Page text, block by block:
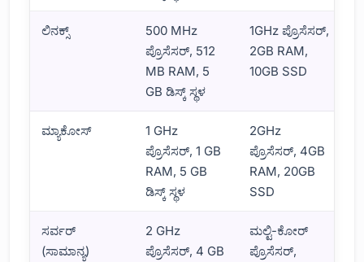
ಲಿನಕ್ಸ್
500 MHz
ಪ್ರೊಸೆಸರ್, 512
MB RAM, 5
GB ಡಿಸ್ಕ್ ಸ್ಥಳ
1GHz ಪ್ರೊಸೆಸರ್,
2GB RAM,
10GB SSD
ಮ್ಯಾಕೋಸ್
1 GHz
ಪ್ರೊಸೆಸರ್, 1 GB
RAM, 5 GB
ಡಿಸ್ಕ್ ಸ್ಥಳ
2GHz
ಪ್ರೊಸೆಸರ್, 4GB
RAM, 20GB
SSD
ಸರ್ವರ್
(ಸಾಮಾನ್ಯ)
2 GHz
ಪ್ರೊಸೆಸರ್, 4 GB
ಮಲ್ಟಿ-ಕೋರ್
ಪ್ರೊಸೆಸರ್,